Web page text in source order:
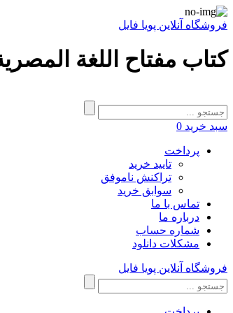
فروشگاه آنلاین پویا فایل
کتاب مفتاح اللغة
سبد خرید 0
پرداخت
تایید خرید
تراکنش ناموفق
سوابق خرید
تماس با ما
درباره ما
شماره حساب
مشکلات دانلود
فروشگاه آنلاین پویا فایل